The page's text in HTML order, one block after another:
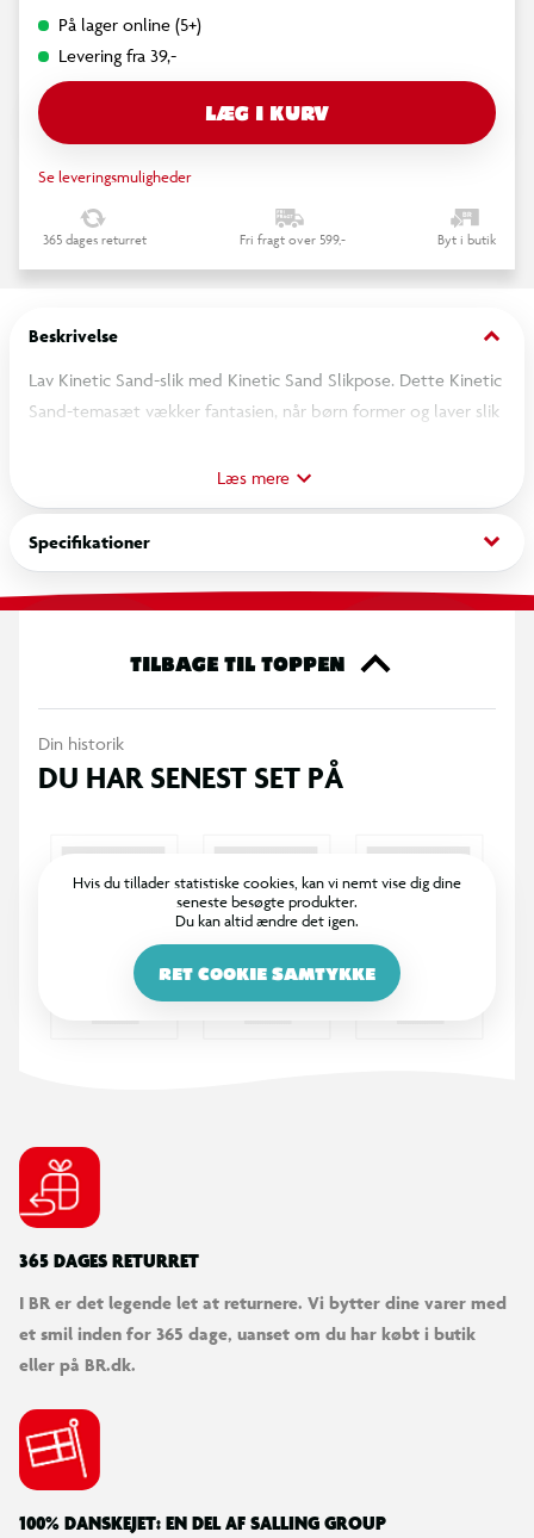
På lager online (5+)
Levering fra 39,-
LÆG I KURV
Se leveringsmuligheder
365 dages returret Fri fragt over 599,- Byt i butik
Beskrivelse keyboard_arrow_down
Lav Kinetic Sand-slik med Kinetic Sand Slikpose. Dette Kinetic
Sand-temasæt vækker fantasien, når børn former og laver slik
varierer – lilla, pink, grøn eller blå) og en slikform kan du forme
og lade sandet flyde for at bringe dine farverige slikfigurer til
live – og derefter knuse og lave nye igen. Bland neonsandet
med andre Slikpose-farver (sælges separat) for endnu flere
kreative muligheder. The One and Only Kinetic Sand er lavet
igen og igen og lad sandet flyde — det er så tilfredsstillende.
aktivitetstid. Tag Kinetic Sand Slikpose med hjem og lav dine
egne neonslikfigurer.
OBS! Varen er assorteret, og en bestemt variant kan ikke
garanteres.
Læs mere
Specifikationer keyboard_arrow_down
TILBAGE TIL TOPPEN
Din historik
DU HAR SENEST SET PÅ
Hvis du tillader statistiske cookies, kan vi nemt vise dig dine
seneste besøgte produkter.
Du kan altid ændre det igen.
RET COOKIE SAMTYKKE
365 DAGES RETURRET
I BR er det legende let at returnere. Vi bytter dine varer med
et smil inden for 365 dage, uanset om du har købt i butik
eller på BR.dk.
100% DANSKEJET: EN DEL AF SALLING GROUP